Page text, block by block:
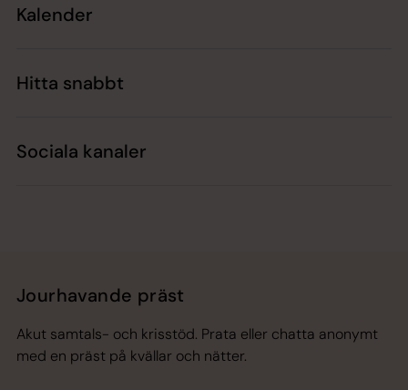
Kalender
Hitta snabbt
Sociala kanaler
Jourhavande präst
Akut samtals- och krisstöd. Prata eller chatta anonymt
med en präst på kvällar och nätter.